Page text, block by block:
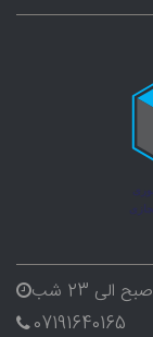
07191640165